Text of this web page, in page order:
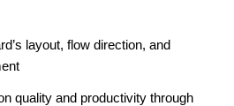
layout, flow direction, and
quality and productivity through